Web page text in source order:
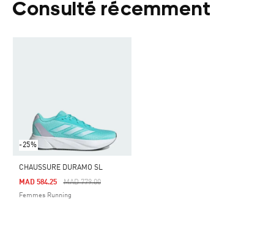
Consulté récemment
-25%
CHAUSSURE DURAMO SL
Price Reduced From
MAD 779.00To
MAD 584.25
Femmes Running